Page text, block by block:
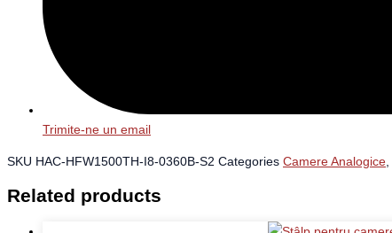
Trimite-ne un email
SKU HAC-HFW1500TH-I8-0360B-S2 Categories Camere Analogice
Related products